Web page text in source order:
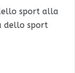
sport alla
dello sport